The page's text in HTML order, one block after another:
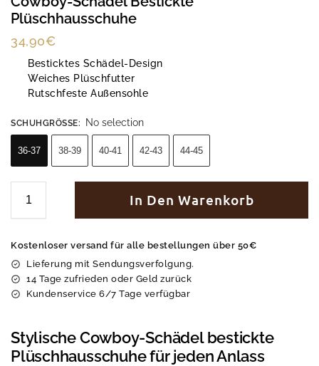
Plüschhausschuhe
34,90€
Besticktes Schädel-Design
Weiches Plüschfutter
Rutschfeste Außensohle
SCHUHGRÖSSE : No selection
36-37 38-39 40-41 42-43 44-45
In Den Warenkorb
Kostenloser versand für alle bestellungen über 50€
Lieferung mit Sendungsverfolgung.
14 Tage zufrieden oder Geld zurück
Kundenservice 6/7 Tage verfügbar
Stylische Cowboy-Schädel bestickte
Plüschhausschuhe für jeden Anlass